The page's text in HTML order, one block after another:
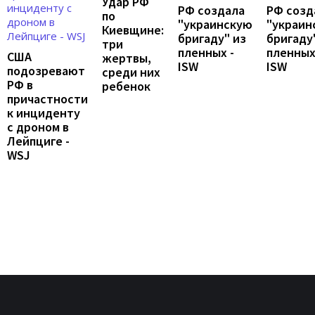
США
подозревают
РФ в
причастности
к инциденту
с дроном в
Лейпциге -
WSJ
по
Киевщине:
три
жертвы,
среди них
ребенок
РФ создала
"украинскую
бригаду" из
пленных -
ISW
РФ
ISW